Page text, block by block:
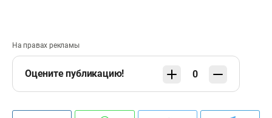
На правах рекламы
Оцените публикацию! 0